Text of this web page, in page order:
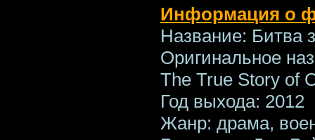
Информация о
Название: Битва
Оригинальное
The True Story of
Год выхода: 2012
Жанр: драма,